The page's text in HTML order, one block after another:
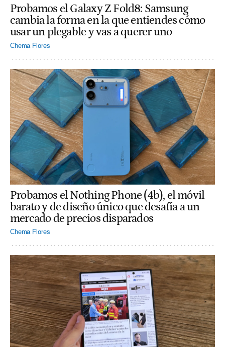
Probamos el Galaxy Z Fold8: Samsung
cambia la forma en la que entiendes cómo
usar un plegable y vas a querer uno
Chema Flores
Probamos el Nothing Phone (4b), el móvil
barato y de diseño único que desafía a un
mercado de precios disparados
Chema Flores